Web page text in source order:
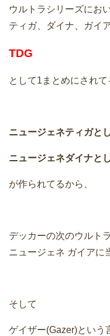
ウルトラシリーズにお
ティガ、ダイナ、ガイ
TDG
として1まとめにされて
ニュージェネティガと
ニュージェネダイナと
が作られてるから、
デッカーの次のウルト
ニュージェネ ガイアに
そして
ゲイザー(Gazer)という